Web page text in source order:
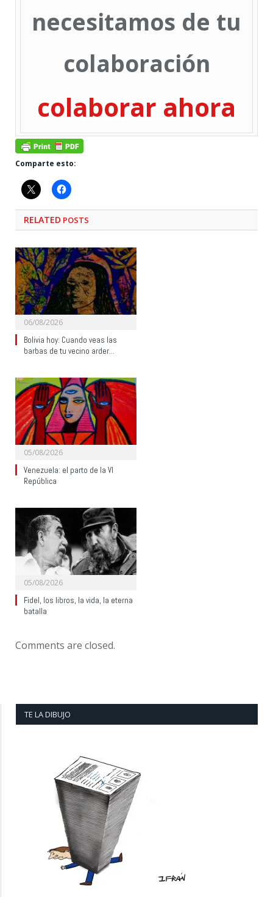
necesitamos de tu
colaboración
colaborar ahora
Comparte esto:
RELATED POSTS
06/08/2026
Bolivia hoy: Cuando veas las
barbas de tu vecino arder…
05/08/2026
Venezuela: el parto de la VI
República
05/08/2026
Fidel, los libros, la vida, la eterna
batalla
Comments are closed.
TE LA DIBUJO